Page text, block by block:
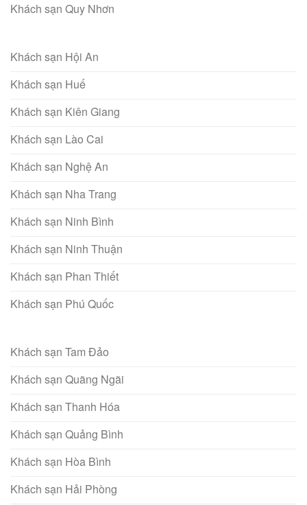
Khách sạn Quy Nhơn
Khách sạn Hội An
Khách sạn Huế
Khách sạn Kiên Giang
Khách sạn Lào Cai
Khách sạn Nghệ An
Khách sạn Nha Trang
Khách sạn Ninh Bình
Khách sạn Ninh Thuận
Khách sạn Phan Thiết
Khách sạn Phú Quốc
Khách sạn Tam Đảo
Khách sạn Quãng Ngãi
Khách sạn Thanh Hóa
Khách sạn Quảng Bình
Khách sạn Hòa Bình
Khách sạn Hải Phòng